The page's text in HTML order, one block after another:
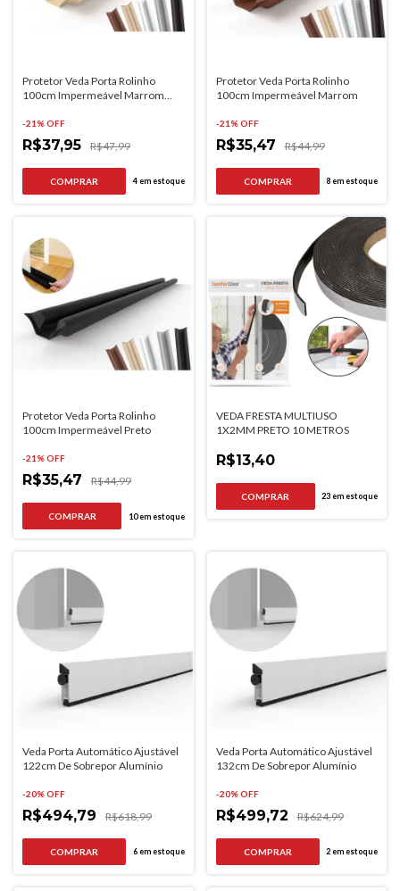
Protetor Veda Porta Rolinho
100cm Impermeável Marrom
-21 % OFF
R$37,95 R$47,99
4em estoque
Protetor Veda Porta Rolinho
100cm Impermeável Marrom
-21 % OFF
R$35,47 R$44,99
8em estoque
Protetor Veda Porta Rolinho
100cm Impermeável Preto
-21 % OFF
R$35,47 R$44,99
10em estoque
VEDA FRESTA MULTIUSO
1X2MM PRETO 10 METROS
R$13,40
23em estoque
Veda Porta Automático Ajustável
122cm De Sobrepor Alumínio
-20% OFF
R$494,79 R$618,99
6em estoque
Veda Porta Automático Ajustável
132cm De Sobrepor Alumínio
-20% OFF
R$499,72 R$624,99
2em estoque